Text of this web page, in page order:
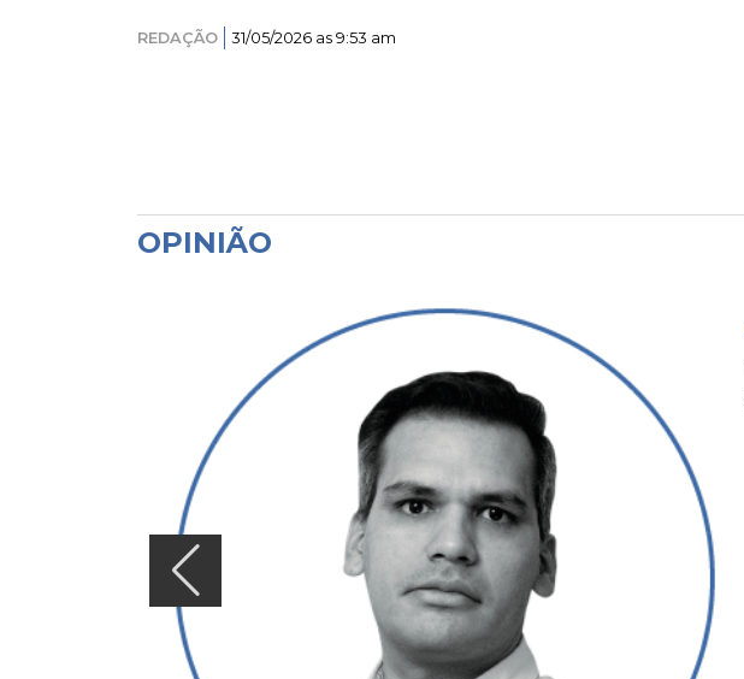
REDAÇÃO 31/05/2026 as 9:53 am
OPINIÃO